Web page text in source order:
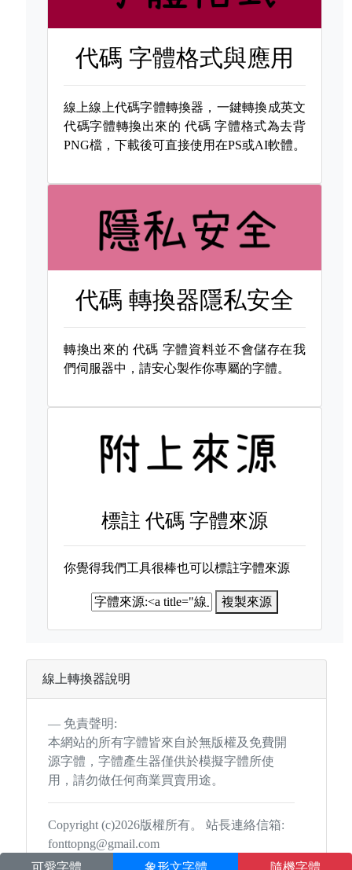
代碼 字體格式與應用
線上線上代碼字體轉換器，一鍵轉換成英文
代碼字體轉換出來的代碼 字體格式為去背
PNG檔，下載後可直接使用在PS或AI軟體。
代碼 轉換器隱私安全
轉換出來的 代碼 字體資料並不會儲存在我
們伺服器中，請安心製作你專屬的字體。
標註代碼 字體來源
你覺得我們工具很棒也可以標註字體來源
複製來源
線上轉換器說明
免責聲明:
本網站的所有字體皆來自於無版權及免費開
源字體，字體產生器僅供於模擬字體所使
用，請勿做任何商業買賣用途。
Copyright (c)2026版權所有。 站長連絡信箱:
fonttopng@gmail.com
可愛字體
象形文字體 隨機字體